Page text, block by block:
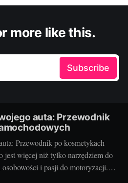
more like this.
Subscribe
auta: Przewodnik
Przewodnik po kosmetykach
jest więcej niż tylko narzędziem do
i pasji do motoryzacji.
więc równie ważne, jak dbanie o